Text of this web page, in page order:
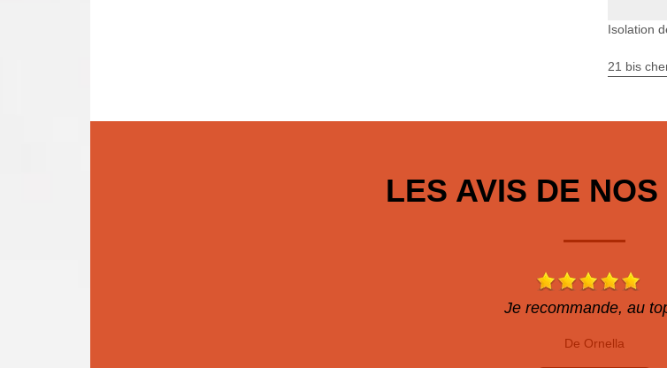
Isolation
21 bis
LES AVIS DE
Je recommande, au
De Ornella